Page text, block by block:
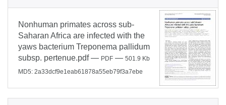
Nonhuman primates across sub-
Saharan Africa are infected with the
yaws bacterium Treponema pallidum
subsp. pertenue.pdf— PDF — 501.9 Kb
MD5: 2a33dcf9e1eab61878a55eb79f3a7ebe